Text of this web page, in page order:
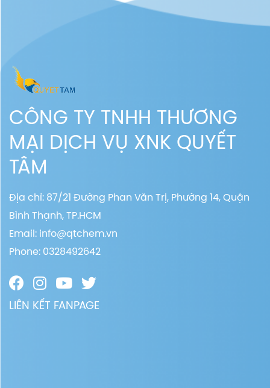
CÔNG TY TNHH THƯƠNG
MẠI DỊCH VỤ XNK QUYẾT
TÂM
Địa chỉ: 87/21 Đường Phan Văn Trị, Phường 14, Quận
Bình Thạnh, TP.HCM
Email: info@qtchem.vn
Phone: 0328492642
LIÊN KẾT FANPAGE